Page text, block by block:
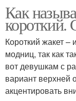
Как
короткий.
Короткий жакет
модниц, так как
вот девушкам с
вариант верхней
акцентировать